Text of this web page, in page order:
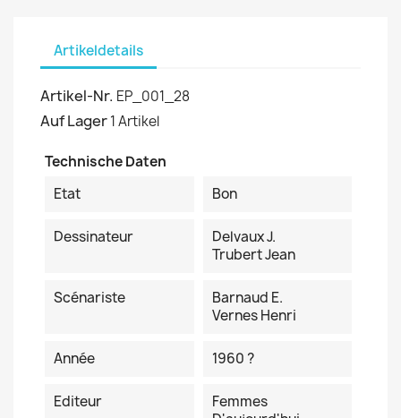
Artikeldetails
Artikel-Nr. EP_001_28
Auf Lager1 Artikel
Technische Daten
Etat
Bon
Dessinateur
Delvaux J.
Trubert Jean
Scénariste
Barnaud E.
Vernes Henri
Année 1960 ?
Editeur
Femmes